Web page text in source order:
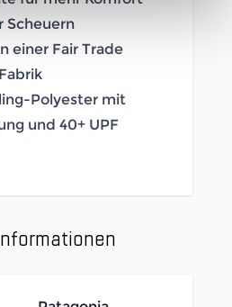
Scheuern
einer Fair Trade
Polyester mit
und 40+ UPF